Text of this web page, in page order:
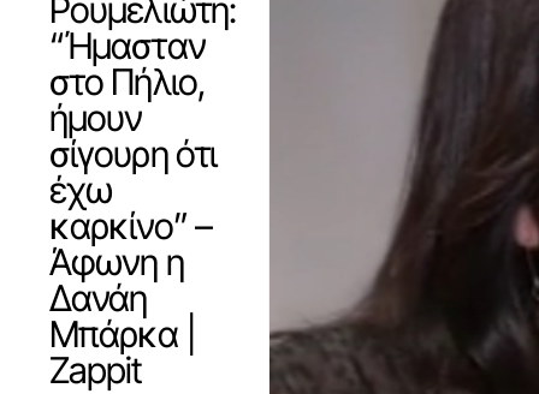
Ρουμελιώτη:
“Ήμασταν
στο Πήλιο,
ήμουν
σίγουρη ότι
έχω
καρκίνο” –
Άφωνη η
Δανάη
Μπάρκα |
Zappit